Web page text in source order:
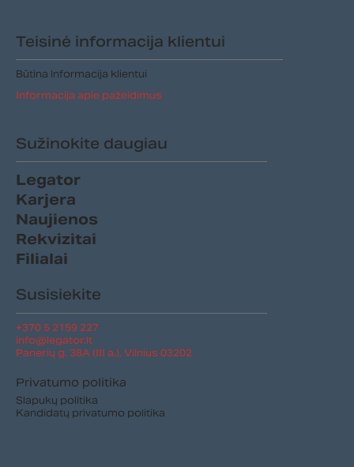
Teisinė informacija klientui
Būtina Informacija klientui
Informacija apie pažeidimus
Sužinokite daugiau
Legator
Karjera
Naujienos
Rekvizitai
Filialai
Susisiekite
+370 5 2159 227
info@legator.lt
Panerių g. 38A (III a.), Vilnius 03202
Privatumo politika
Slapukų politika
Kandidatų privatumo politika